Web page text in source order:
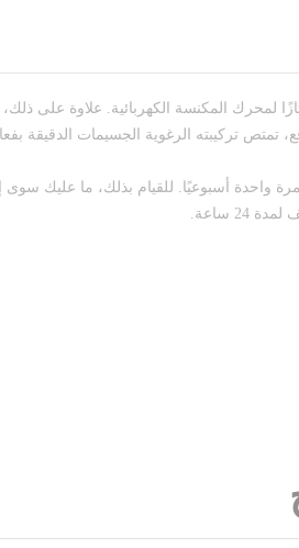
لمحرك المكنسة الكهربائية. علاوة على ذلك،
تمتص تركيبته الرغوية الجسيمات الدقيقة
واحدة أسبوعيًا. للقيام بذلك، ما عليك سوى
ساعة.